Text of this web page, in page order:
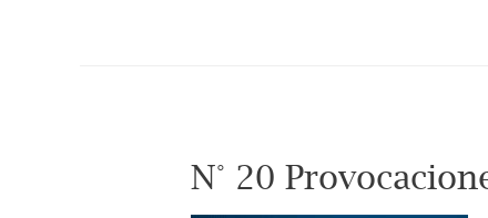
N° 20